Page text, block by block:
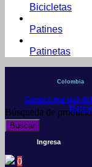
Bicicletas
Patines
Patinetas
Colombia
Conoce por qué
Búsqueda de
Buscar
Ingresa
0